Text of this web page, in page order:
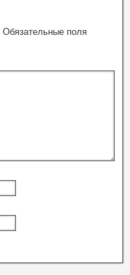
Обязательные поля